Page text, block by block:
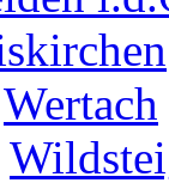
Wertach